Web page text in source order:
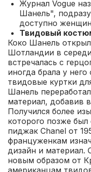
Журнал Vogue
Шанель",
доступно
Твидовый
Коко Шанель
Шотландии в
встречалась с
иногда брала у
твидовые куртки для
Шанель
материал, добавив
Получился более
которого позже
пиджак Chanel от
француженкам
дизайн и материал.
новым образом от